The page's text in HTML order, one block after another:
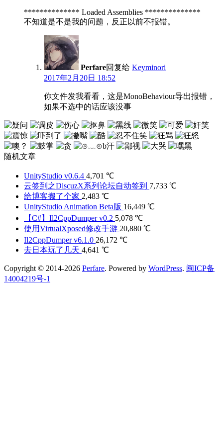
************** Loaded Assemblies **************
不知道是不是我的问题，反正以前不报错。
Perfare回复给 Keyminori
2017年2月20日 18:52
你文件发我看看，这是MonoBehaviour导出报错，
如果不选中的话应该没事
随机文章
UnityStudio v0.6.4 4,701 ℃
云签到之DiscuzX系列论坛自动签到 7,733 ℃
给博客搬了个家 2,483 ℃
UnityStudio Animation Beta版 16,449 ℃
【C#】Il2CppDumper v0.2 5,078 ℃
使用VirtualXposed修改手游 20,880 ℃
Il2CppDumper v6.1.0 26,172 ℃
去日本玩了几天 4,641 ℃
Copyright © 2014-2026 Perfare. Powered by WordPress. 闽ICP备
14004219号-1